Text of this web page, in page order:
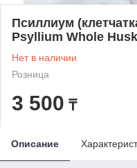
Псиллиум
Psyllium Whole
Нет в наличии
Розница
3 500 ₸
Описание